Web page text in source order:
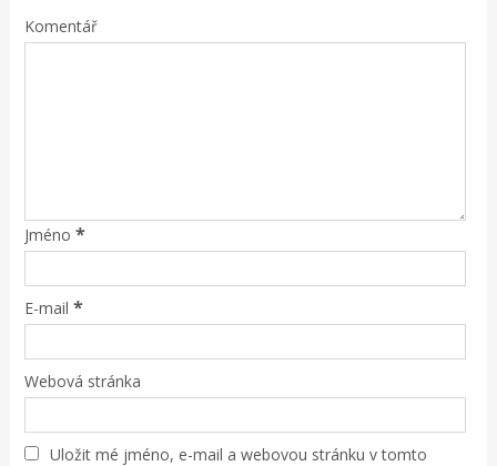
Komentář
Jméno *
E-mail *
Webová stránka
Uložit mé jméno, e-mail a webovou stránku v tomto